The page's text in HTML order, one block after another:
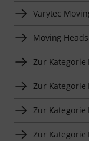
Varytec
Moving
Zur Kategorie
Zur Kategorie
Zur Kategorie
Zur